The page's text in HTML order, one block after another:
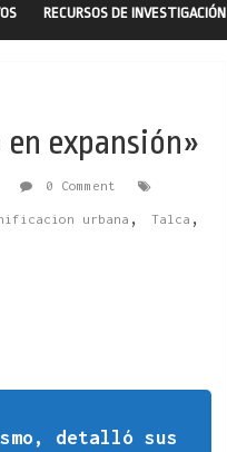
RECURSOS DE INVESTIGACIÓN
expansión»
0 Comment
urbana , Talca ,
detalló sus